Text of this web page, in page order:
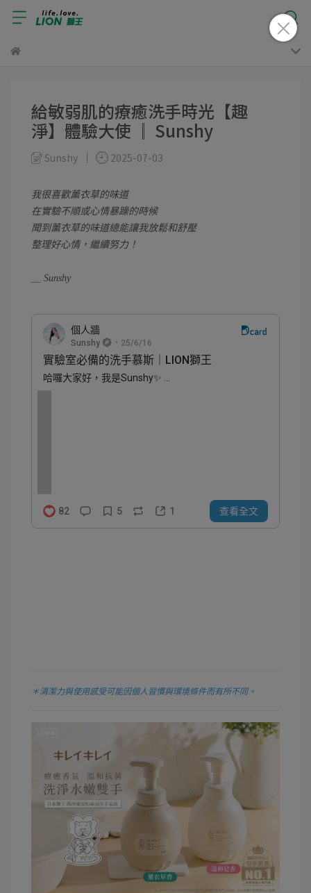
給敏弱肌的療癒洗手時光【趣
淨】體驗大使 ║ Sunshy
Sunshy 2025-07-03
我很喜歡薰衣草的味道
在實驗不順或心情暴躁的時候
聞到薰衣草的味道總能讓我放鬆和舒壓
整理好心情，繼續努力！
＿ Sunshy
＊清潔力與使用感受可能因個人習慣與環境條件而有所不同。